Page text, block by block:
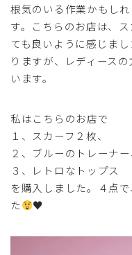
根気のいる作業かもし
す。こちらのお店は、
ても良いように感じま
りますが、レディース
います。
私はこちらのお店で
１、スカーフ２枚、
２、ブルーのトレーナー
３、レトロなトップス
を購入しました。４点
た
♥